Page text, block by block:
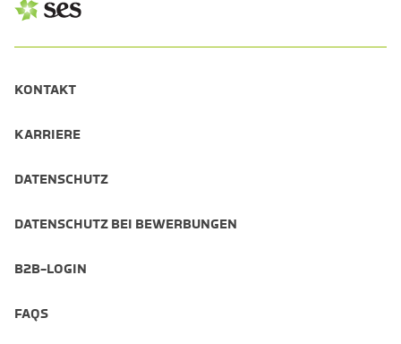
KONTAKT
KARRIERE
DATENSCHUTZ
DATENSCHUTZ BEI BEWERBUNGEN
B2B-LOGIN
FAQS